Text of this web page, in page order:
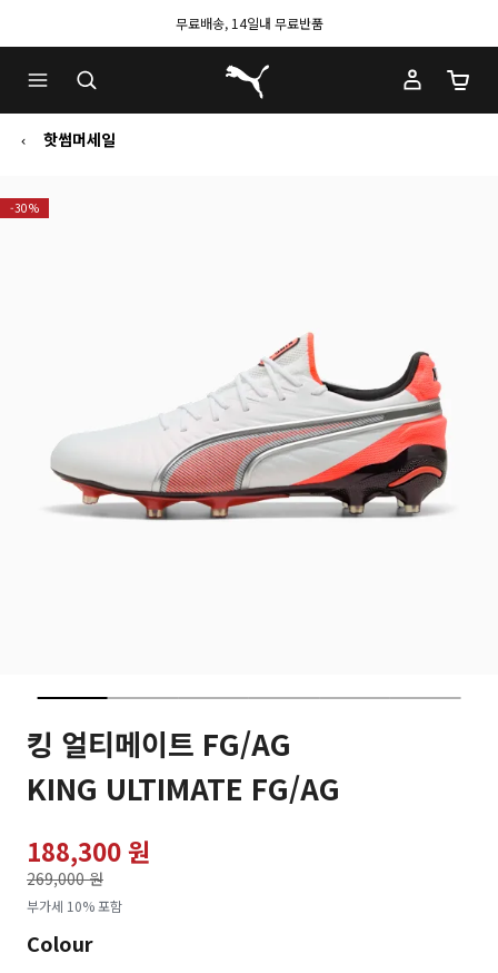
무료배송, 14일내 무료반품
푸마 홈
장바
핫썸머세일
-30%
킹 얼티메이트 FG/AG
KING ULTIMATE FG/AG
188,300 원
269,000 원
로
부가세 10% 포함
Colour